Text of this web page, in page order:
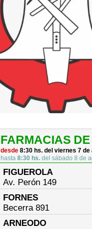
FARMACIAS
desde8:30 hs. del viernes 7 de
hasta8:30 hs. del sábado 8 de
FIGUEROLA
Av. Perón 149
FORNES
Becerra 891
ARNEODO